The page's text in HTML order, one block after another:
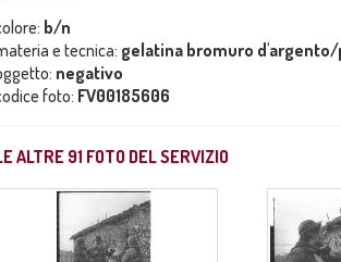
b/n
e tecnica: gelatina bromuro
negativo
foto: FV00185606
ALTRE 91 FOTO DEL SERVIZIO